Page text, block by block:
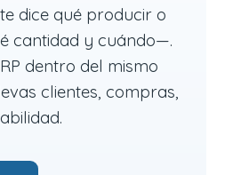
dice qué producir o
cantidad y cuándo—.
dentro del mismo
clientes, compras,